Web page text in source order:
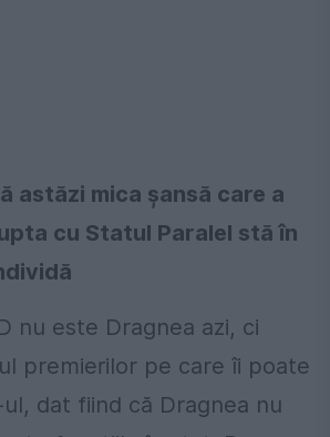
astăzi mica şansă care a
cu Statul Paralel stă în
nu este Dragnea azi, ci
premierilor pe care îi poate
ul, dat fiind că Dragnea nu